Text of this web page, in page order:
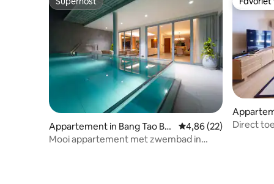
Superhost
Appartement in Bang Tao Be
ach
Gemiddelde
4,86 (22)
Mooi appartement met zwembad in
Direct